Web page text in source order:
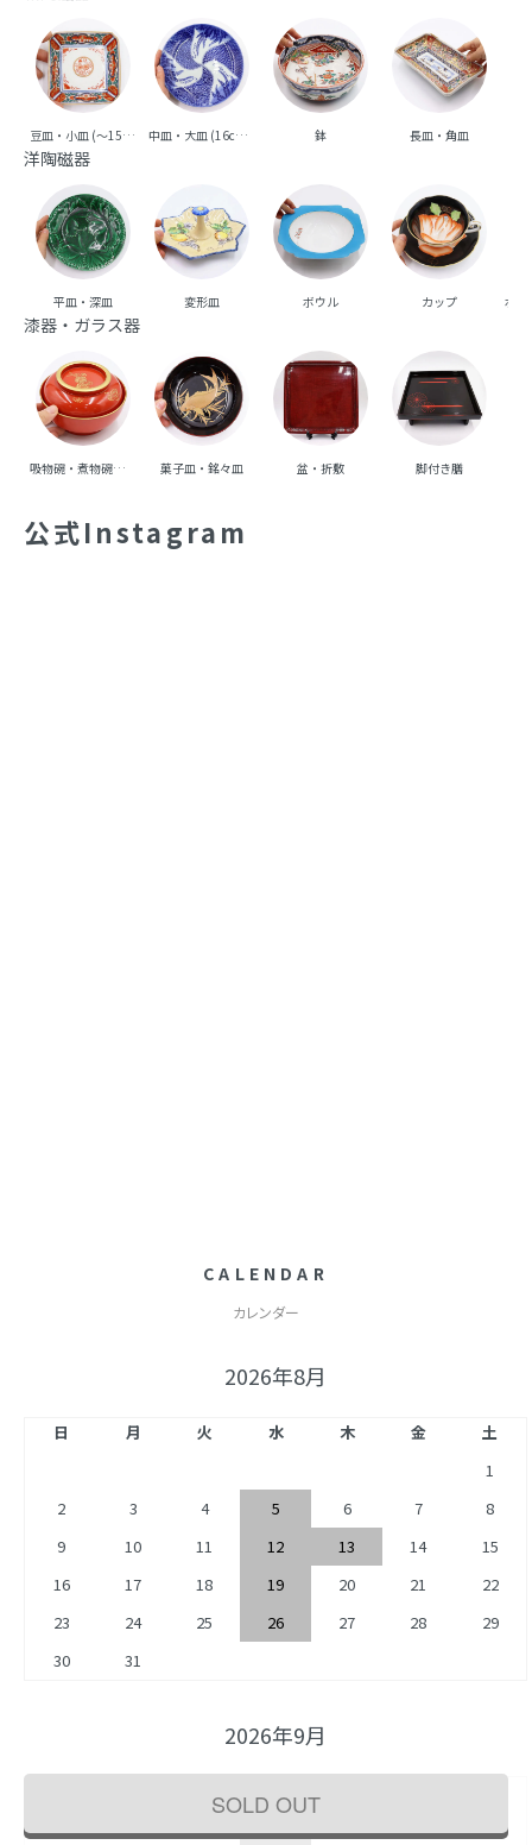
SOLD OUT
豆皿・小皿 (～15cm台) 中皿・大皿 (16cm台～) 鉢 長皿・角皿
洋陶磁器
平皿・深皿 変形皿 ボウル カップ ポッ
漆器・ガラス器
吸物碗・煮物碗・丼碗 菓子皿・銘々皿 盆・折敷 脚付き膳
公式Instagram
CALENDAR
カレンダー
2026年8月
日 月 火 水 木 金
土
1
2
3 4 5 6 7
8
9
10 11 12 13 14
15
16
17 18 19 20 21
22
23
24 25 26 27 28
29
30
31
2026年9月
1
2 3 4 5